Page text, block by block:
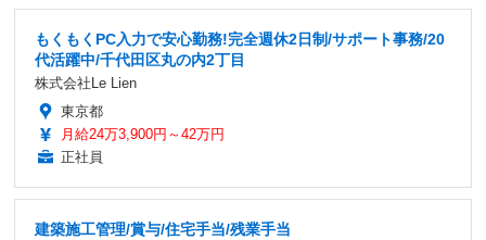
もくもくPC入力で安心勤務!完全週休2日制/サポート事務/20
代活躍中/千代田区丸の内2丁目
株式会社Le Lien
東京都
月給24万3,900円～42万円
正社員
建築施工管理/賞与/住宅手当/残業手当